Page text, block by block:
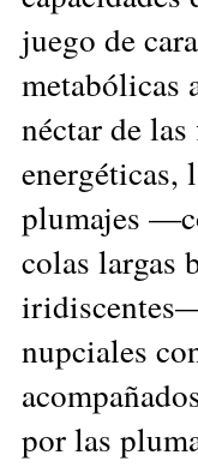
juego de
metabólicas
néctar de
energéticas,
plumajes
colas largas
nupciales
por las